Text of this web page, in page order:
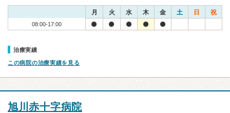
月 火 水 木 金 土 日 祝
08:00-17:00
治療実績
この病院の治療実績を見る
旭川赤十字病院